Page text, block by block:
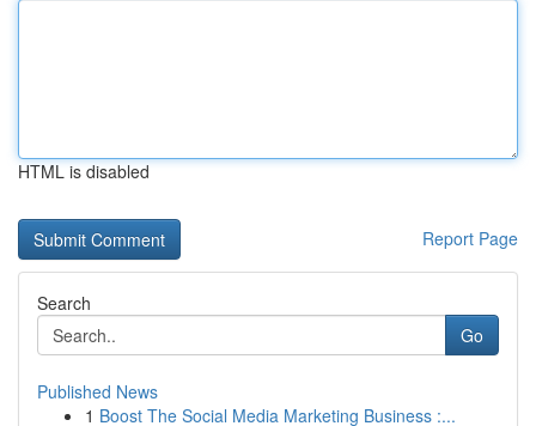
HTML is disabled
Report Page
Search
Go
Published News
1 Boost The Social Media Marketing Business :...